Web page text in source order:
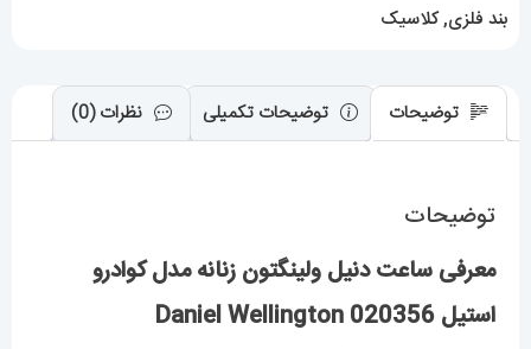
عدد
بند فلزی,کلاسیک
توضیحات توضیحات تکمیلی نظرات (0)
توضیحات
معرفی ساعت دنیل ولینگتون زنانه مدل کوادرو
استیل Daniel Wellington 020356